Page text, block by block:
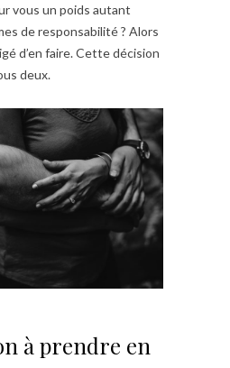
vous un poids autant
de responsabilité ? Alors
d’en faire. Cette décision
deux.
à prendre en